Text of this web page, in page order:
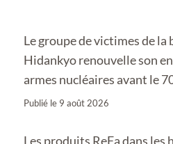
Le groupe de victimes de
Hidankyo renouvelle son
armes nucléaires avant le
Publié le 9 août 2026
Les produits ReFa dans